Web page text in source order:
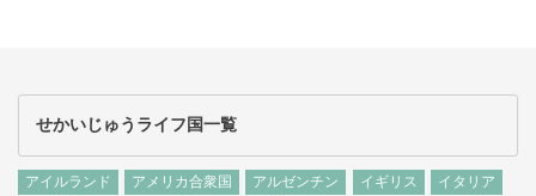
せかいじゅうライフ国一覧
アイルランド アメリカ合衆国 アルゼンチン イギリス
イタリア